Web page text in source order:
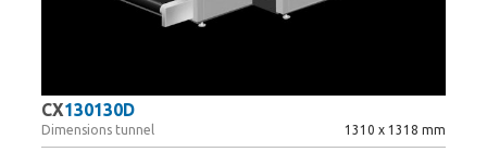
CX130130D
Dimensions tunnel 1310 x 1318 mm